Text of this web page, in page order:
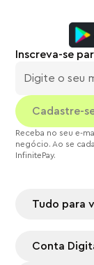
Tudo para
Conta
Inscreva-se
Receba no seu e-
negócio. Ao se
InfinitePay.